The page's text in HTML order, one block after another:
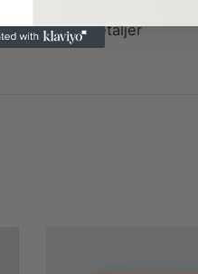
Detaljer